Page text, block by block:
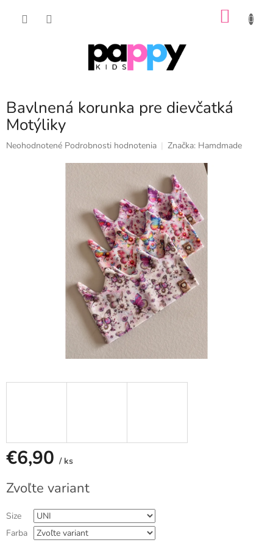
Bavlnená korunka pre dievčatká
Motýliky
Priemerné
Neohodnotené Podrobnosti hodnotenia Značka: Hamdmade
€6,90 / ks
cena:
Zvoľte variant
Size
Farba